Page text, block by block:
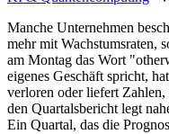
Manche Unternehmen
mehr mit Wachstumsraten,
am Montag das Wort
eigenes Geschäft spricht,
verloren oder liefert
den Quartalsbericht legt
Ein Quartal, das die